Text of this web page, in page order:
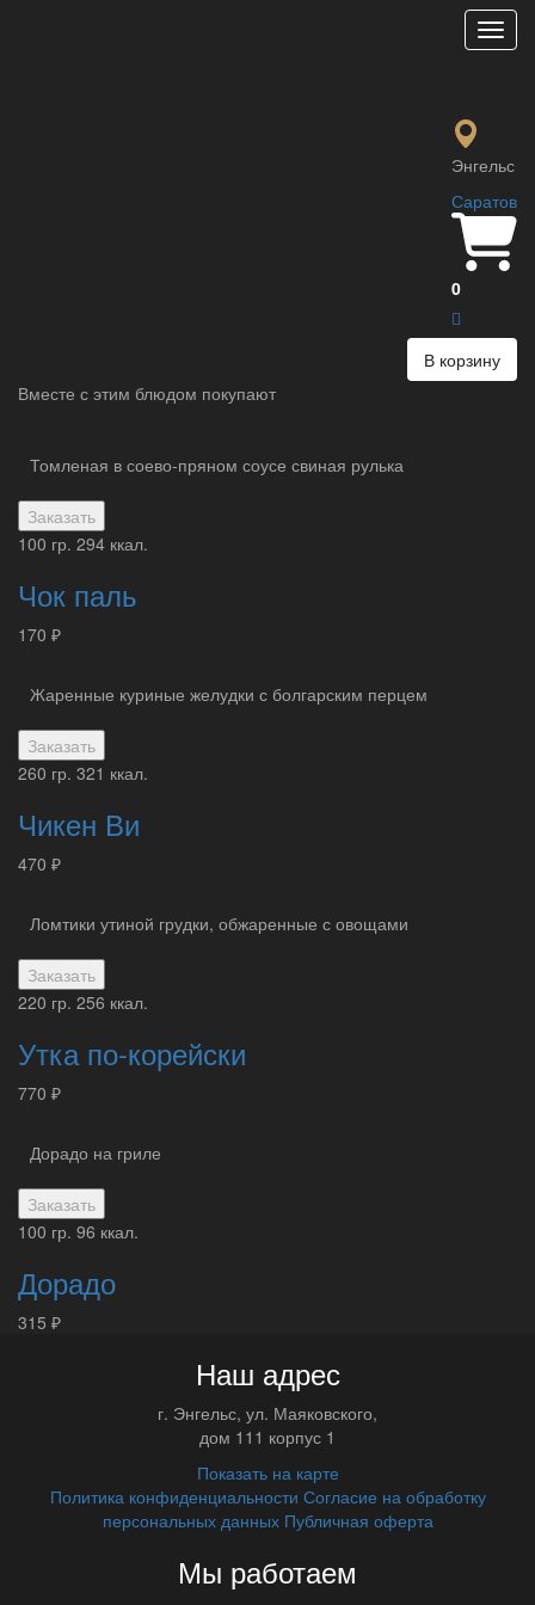
Меню
Энгельс
Саратов
0
Свиная шея обжаренная с овощами в остро-сладком соусе
В корзину
Вместе с этим блюдом покупают
Томленая в соево-пряном соусе свиная рулька
Заказать
100 гр. 294 ккал.
Чок паль
170 ₽
Жаренные куриные желудки с болгарским перцем
Заказать
260 гр. 321 ккал.
Чикен Ви
470 ₽
Ломтики утиной грудки, обжаренные с овощами
Заказать
220 гр. 256 ккал.
Утка по-корейски
770 ₽
Дорадо на гриле
Заказать
100 гр. 96 ккал.
Дорадо
315 ₽
Наш адрес
г. Энгельс, ул. Маяковского,
дом 111 корпус 1
Показать на карте
Политика конфиденциальности Согласие на обработку
персональных данных Публичная оферта
Мы работаем